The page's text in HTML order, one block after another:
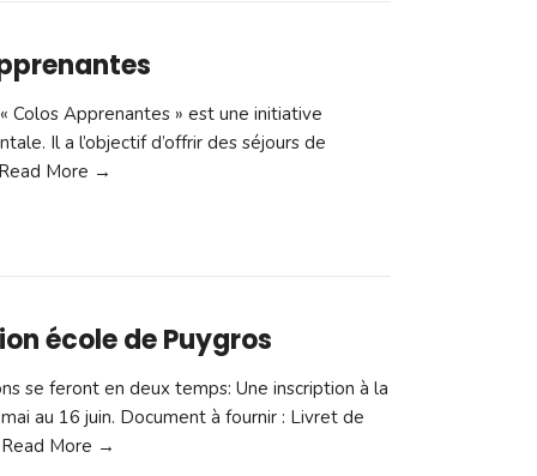
Colos Apprenantes » est une initiative
Il a l’objectif d’offrir des séjours de
More →
école de Puygros
se feront en deux temps: Une inscription à la
au 16 juin. Document à fournir : Livret de
Read More →